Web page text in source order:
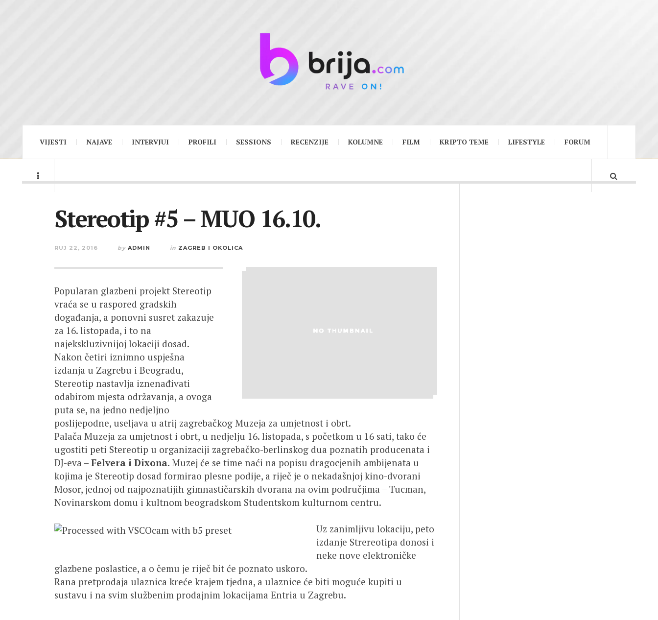
VIJESTI NAJAVE INTERVJUI PROFILI SESSIONS RECENZIJE KOLUMNE FILM KRIPTO TEME LIFESTYLE FORUM
Stereotip #5 – MUO 16.10.
RUJ 22, 2016 by ADMIN in ZAGREB I OKOLICA
Popularan glazbeni projekt Stereotip
vraća se u raspored gradskih
događanja, a ponovni susret zakazuje
za 16. listopada, i to na
najekskluzivnijoj lokaciji dosad.
Nakon četiri iznimno uspješna
izdanja u Zagrebu i Beogradu,
Stereotip nastavlja iznenađivati
odabirom mjesta održavanja, a ovoga
puta se, na jedno nedjeljno
poslijepodne, useljava u atrij zagrebačkog Muzeja za umjetnost i obrt.
Palača Muzeja za umjetnost i obrt, u nedjelju 16. listopada, s početkom u 16 sati, tako će
ugostiti peti Stereotip u organizaciji zagrebačko-berlinskog dua poznatih producenata i
DJ-eva – Felvera i Dixona. Muzej će se time naći na popisu dragocjenih ambijenata u
kojima je Stereotip dosad formirao plesne podije, a riječ je o nekadašnjoj kino-dvorani
Mosor, jednoj od najpoznatijih gimnastičarskih dvorana na ovim područjima – Tucman,
Novinarskom domu i kultnom beogradskom Studentskom kulturnom centru.
Uz zanimljivu lokaciju, peto
izdanje Strereotipa donosi i
neke nove elektroničke
glazbene poslastice, a o čemu je riječ bit će poznato uskoro.
Rana pretprodaja ulaznica kreće krajem tjedna, a ulaznice će biti moguće kupiti u
sustavu i na svim službenim prodajnim lokacijama Entria u Zagrebu.